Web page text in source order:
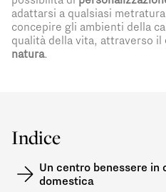
adattarsi a qualsiasi
concepire gli ambienti della
qualità della vita, attraverso il
natura.
Indice
Un centro benessere in
domestica